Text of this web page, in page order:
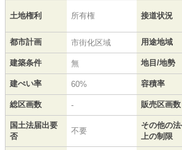
土地権利 所有権 接道状況
都市計画 市街化区域 用途地域
建築条件 無 地目/地勢
建ぺい率 60% 容積率
総区画数 - 販売区画数
国土法届出要
否
不要
その他の
上の制限